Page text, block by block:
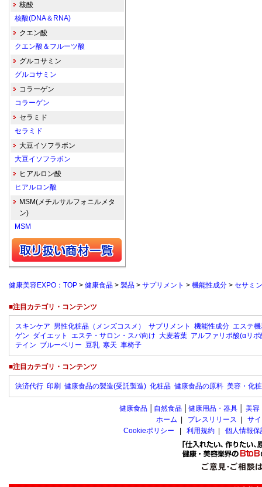
核酸
核酸(DNA＆RNA)
クエン酸
クエン酸＆フルーツ酸
グルコサミン
グルコサミン
コラーゲン
コラーゲン
セラミド
セラミド
大豆イソフラボン
大豆イソフラボン
ヒアルロン酸
ヒアルロン酸
MSM(メチルサルフォニルメタ
ン)
MSM
健康美容EXPO：TOP > 健康食品 > 製品 > サプリメント > 機能性成分 > セサミン
■注目カテゴリ・コンテンツ
スキンケア 男性化粧品（メンズコスメ） サプリメント 機能性成分 エステ
ゲン ダイエット エステ・サロン・スパ向け 大麦若葉 アルファリポ酸(αリポ
テイン ブルーベリー 豆乳 寒天 車椅子
■注目カテゴリ・コンテンツ
決済代行 印刷 健康食品の製造(受託製造) 化粧品 健康食品の原料 美容・化
健康食品 自然食品 健康用品・器具 美容
ホーム
プレスリリース
サ
Cookieポリシー
利用規約 個人情報